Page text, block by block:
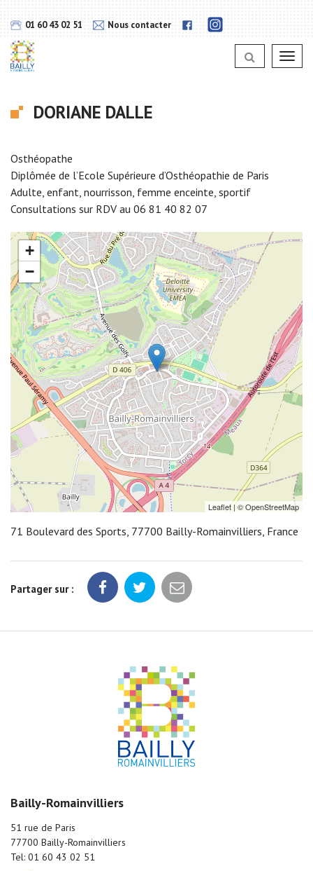
01 60 43 02 51 Nous contacter
Lien
notra
Instagram
DORIANE DALLE
Osthéopathe
Diplômée de l’Ecole Supérieure d’Osthéopathie de Paris
Adulte, enfant, nourrisson, femme enceinte, sportif
Consultations sur RDV au 06 81 40 82 07
+
−
Leaflet| ©OpenStreetMap
71 Boulevard des Sports, 77700 Bailly-Romainvilliers, France
Partager sur :
Bailly-Romainvilliers
51 rue de Paris
77700 Bailly-Romainvilliers
Tel: 01 60 43 02 51